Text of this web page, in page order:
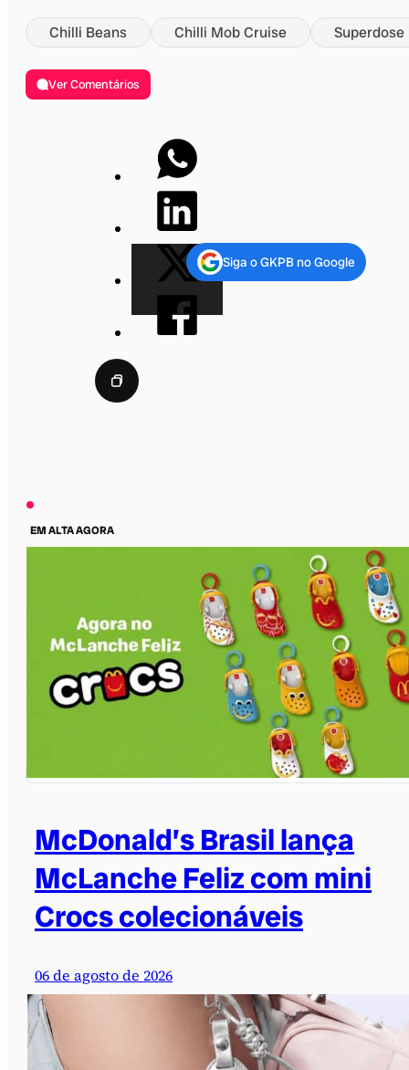
Chilli Beans Chilli Mob Cruise Superdose
Ver Comentários
Siga o GKPB no Google
EM ALTA AGORA
McDonald’s Brasil lança
McLanche Feliz com mini
Crocs colecionáveis
06 de agosto de 2026